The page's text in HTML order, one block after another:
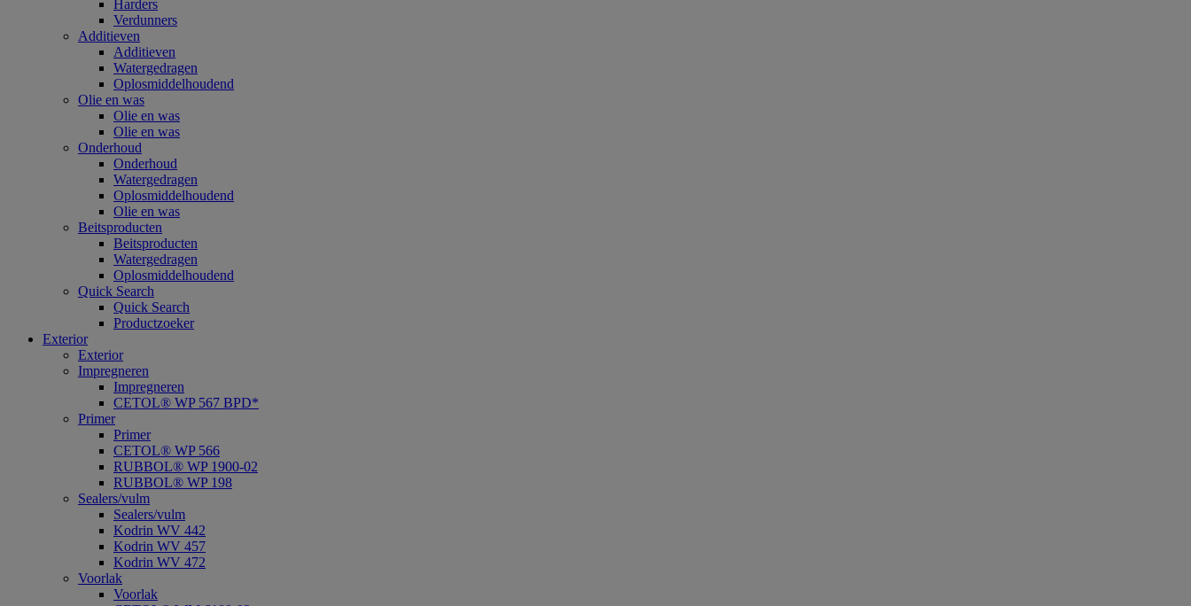
Harders
Verdunners
Additieven
Additieven
Watergedragen
Oplosmiddelhoudend
Olie en was
Olie en was
Olie en was
Onderhoud
Onderhoud
Watergedragen
Oplosmiddelhoudend
Olie en was
Beitsproducten
Beitsproducten
Watergedragen
Oplosmiddelhoudend
Quick Search
Quick Search
Productzoeker
Exterior
Exterior
Impregneren
Impregneren
CETOL® WP 567 BPD*
Primer
Primer
CETOL® WP 566
RUBBOL® WP 1900-02
RUBBOL® WP 198
Sealers/vulm
Sealers/vulm
Kodrin WV 442
Kodrin WV 457
Kodrin WV 472
Voorlak
Voorlak